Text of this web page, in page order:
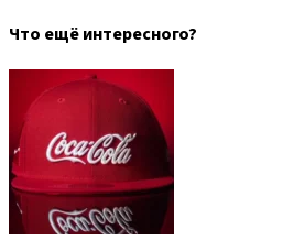
Что ещё интересного?